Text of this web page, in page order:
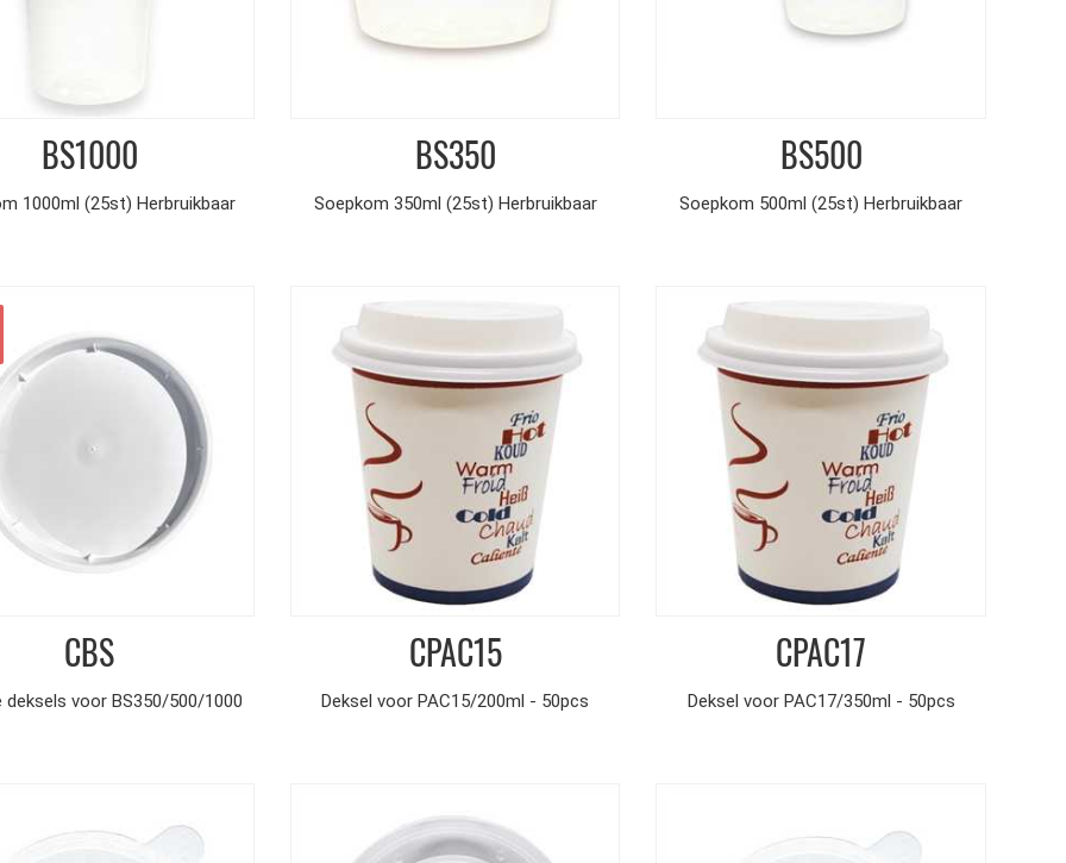
BS1000
1000ml (25st) Herbruikbaar
BS350
Soepkom 350ml (25st) Herbruikbaar
BS500
Soepkom 500ml (25st) Herbruikbaar
CBS
deksels voor BS350/500/1000
CPAC15
Deksel voor PAC15/200ml - 50pcs
CPAC17
Deksel voor PAC17/350ml - 50pcs